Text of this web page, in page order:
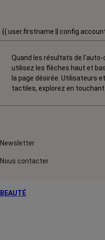
{{ user.firstname ||
Quand les résultats de
utilisez les flèches haut et
la page désirée. Utilisateurs
tactiles, explorez en touchant
Newsletter
Nous contacter
BEAUTÉ